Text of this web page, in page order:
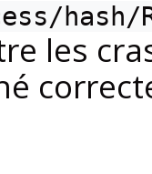
hash/
les